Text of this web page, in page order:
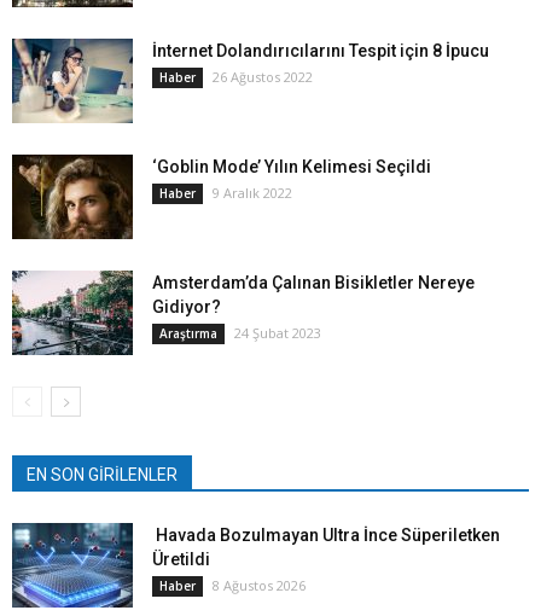
İnternet Dolandırıcılarını Tespit için 8 İpucu
Haber 26 Ağustos 2022
‘Goblin Mode’ Yılın Kelimesi Seçildi
Haber 9 Aralık 2022
Amsterdam’da Çalınan Bisikletler Nereye
Gidiyor?
Araştırma 24 Şubat 2023
EN SON GİRİLENLER
Havada Bozulmayan Ultra İnce Süperiletken
Üretildi
Haber 8 Ağustos 2026